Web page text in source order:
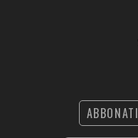
ABBONATI